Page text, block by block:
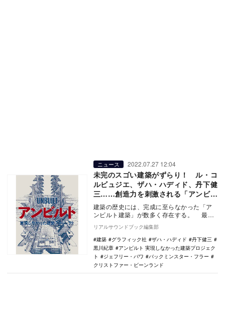
ニュース 2022.07.27 12:04
未完のスゴい建築がずらり！ ル・コ
ルビュジエ、ザハ・ハディド、丹下健
三……創造力を刺激される「アンビル
ト建築」に注目
建築の歴史には、完成に至らなかった「ア
ンビルト建築」が数多く存在する。 最近
では、予算の問題から頓挫してしまい、…
リアルサウンドブック編集部
建築
グラフィック社 ザハ・ハディド
丹下健三
黒川紀章
アンビルト 実現しなかった建築プロジェク
ト
ジェフリー・バワ
バックミンスター・フラー
クリストファー・ビーンランド